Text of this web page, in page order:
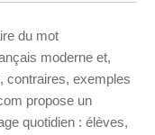
du mot
moderne et,
contraires, exemples
propose un
quotidien : élèves,